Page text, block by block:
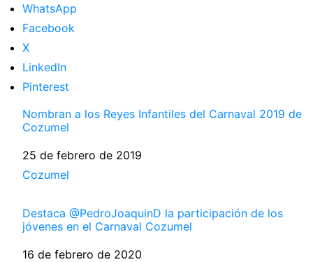
WhatsApp
Facebook
X
LinkedIn
Pinterest
Nombran a los Reyes Infantiles del Carnaval 2019 de
Cozumel
Fecha
25 de febrero de 2019
Respecto a
Cozumel
Destaca @PedroJoaquinD la participación de los
jóvenes en el Carnaval Cozumel
Fecha
16 de febrero de 2020